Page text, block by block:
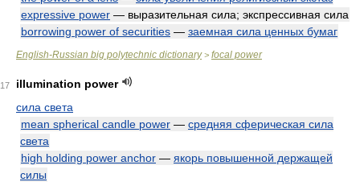
expressive power — выразительная сила; экспрессивная сила
borrowing power of securities — заемная сила ценных бумаг
English-Russian big polytechnic dictionary> focal power
17
illumination power
сила света
mean spherical candle power — средняя сферическая сила
света
high holding power anchor — якорь повышенной держащей
силы